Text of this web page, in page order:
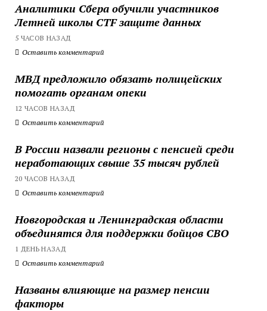
Аналитики Сбера обучили участников
Летней школы CTF защите данных
5 ЧАСОВ НАЗАД
Оставить комментарий
МВД предложило обязать полицейских
помогать органам опеки
12 ЧАСОВ НАЗАД
Оставить комментарий
В России назвали регионы с пенсией среди
неработающих свыше 35 тысяч рублей
20 ЧАСОВ НАЗАД
Оставить комментарий
Новгородская и Ленинградская области
объединятся для поддержки бойцов СВО
1 ДЕНЬ НАЗАД
Оставить комментарий
Названы влияющие на размер пенсии
факторы